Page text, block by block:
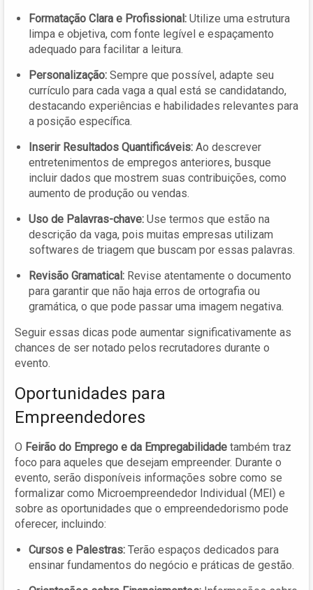
Formatação Clara e Profissional: Utilize uma estrutura
limpa e objetiva, com fonte legível e espaçamento
adequado para facilitar a leitura.
Personalização: Sempre que possível, adapte seu
currículo para cada vaga a qual está se candidatando,
destacando experiências e habilidades relevantes para
a posição específica.
Inserir Resultados Quantificáveis: Ao descrever
entretenimentos de empregos anteriores, busque
incluir dados que mostrem suas contribuições, como
aumento de produção ou vendas.
Uso de Palavras-chave: Use termos que estão na
descrição da vaga, pois muitas empresas utilizam
softwares de triagem que buscam por essas palavras.
Revisão Gramatical: Revise atentamente o documento
para garantir que não haja erros de ortografia ou
gramática, o que pode passar uma imagem negativa.
Seguir essas dicas pode aumentar significativamente as
chances de ser notado pelos recrutadores durante o
evento.
Oportunidades para
Empreendedores
O Feirão do Emprego e da Empregabilidade também traz
foco para aqueles que desejam empreender. Durante o
evento, serão disponíveis informações sobre como se
formalizar como Microempreendedor Individual (MEI) e
sobre as oportunidades que o empreendedorismo pode
oferecer, incluindo:
Cursos e Palestras: Terão espaços dedicados para
ensinar fundamentos do negócio e práticas de gestão.